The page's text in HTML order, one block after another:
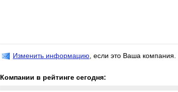
Изменить информацию , если это Ваша компания.
Компании в рейтинге сегодня: